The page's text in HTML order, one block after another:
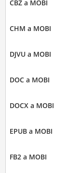
CBZ a MOBI
CHM a MOBI
DJVU a MOBI
DOC a MOBI
DOCX a MOBI
EPUB a MOBI
FB2 a MOBI